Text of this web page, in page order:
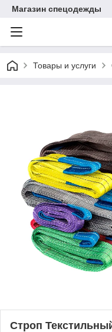
Магазин спецодежды
Товары и услуги
Строп